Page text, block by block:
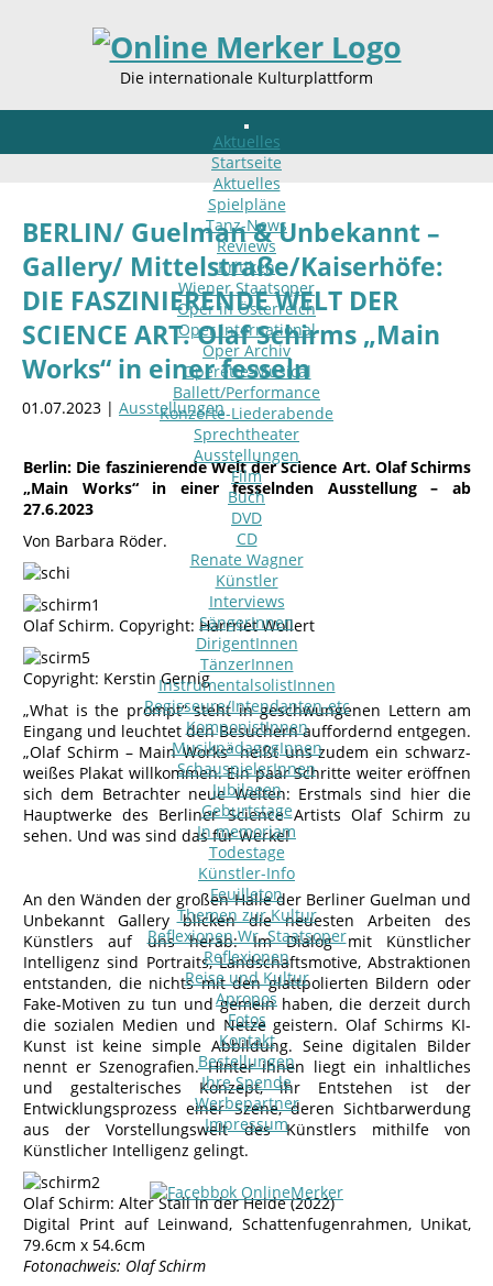
Die internationale Kulturplattform
Aktuelles
Startseite
Aktuelles
Spielpläne
Tanz-News
Reviews
Kritiken
Wiener Staatsoper
Oper in Österreich
Oper international
Oper Archiv
Operette-Musical
Ballett/Performance
Konzerte-Liederabende
Sprechtheater
Ausstellungen
Film
Buch
DVD
CD
Renate Wagner
Künstler
Interviews
SängerInnen
DirigentInnen
TänzerInnen
InstrumentalsolistInnen
Regisseure/Intendanten-etc
KomponistInnen
MusikpädagogInnen
SchauspielerInnen
Jubilaeen
Geburtstage
In memoriam
Todestage
Künstler-Info
Feuilleton
Themen zur Kultur
Reflexionen Wr. Staatsoper
Reflexionen
Reise und Kultur
Apropos
Fotos
Kontakt
Bestellungen
Ihre Spende
Werbepartner
Impressum
BERLIN/ Guelman & Unbekannt –
Gallery/ Mittelstraße/Kaiserhöfe:
DIE FASZINIERENDE WELT DER
SCIENCE ART. Olaf Schirms „Main
Works“ in einer fesseln
01.07.2023 | Ausstellungen
Berlin: Die faszinierende Welt der Science Art. Olaf Schirms
„Main Works“ in einer fesselnden Ausstellung – ab
27.6.2023
Von Barbara Röder.
Olaf Schirm. Copyright: Harrriet Wollert
Copyright: Kerstin Gernig
„What is the prompt“ steht in geschwungenen Lettern am
Eingang und leuchtet den Besuchern auffordernd entgegen.
„Olaf Schirm – Main Works“ heißt uns zudem ein schwarz-
weißes Plakat willkommen. Ein paar Schritte weiter eröffnen
sich dem Betrachter neue Welten: Erstmals sind hier die
Hauptwerke des Berliner Science Artists Olaf Schirm zu
sehen. Und was sind das für Werke!
An den Wänden der großen Halle der Berliner Guelman und
Unbekannt Gallery blicken die neuesten Arbeiten des
Künstlers auf uns herab: Im Dialog mit Künstlicher
Intelligenz sind Portraits, Landschaftsmotive, Abstraktionen
entstanden, die nichts mit den glattpolierten Bildern oder
Fake-Motiven zu tun und gemein haben, die derzeit durch
die sozialen Medien und Netze geistern. Olaf Schirms KI-
Kunst ist keine simple Abbildung. Seine digitalen Bilder
nennt er Szenografien. Hinter ihnen liegt ein inhaltliches
und gestalterisches Konzept, ihr Entstehen ist der
Entwicklungsprozess einer Szene, deren Sichtbarwerdung
aus der Vorstellungswelt des Künstlers mithilfe von
Künstlicher Intelligenz gelingt.
Olaf Schirm: Alter Stall in der Heide (2022)
Digital Print auf Leinwand, Schattenfugenrahmen, Unikat,
79.6cm x 54.6cm
Fotonachweis: Olaf Schirm